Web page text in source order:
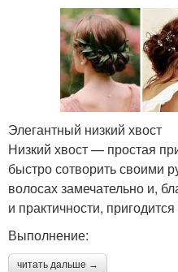
Элегантный низкий хвост
Низкий хвост — простая
быстро сотворить своими
волосах замечательно и,
и практичности,
Выполнение:
читать дальше →